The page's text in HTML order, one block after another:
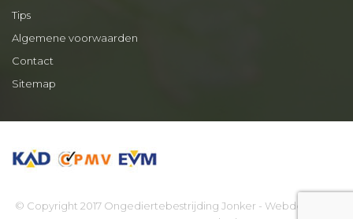
Tips
Algemene voorwaarden
Contact
Sitemap
© Copyright 2017 Ongediertebestrijding Jonker - Webdesign by